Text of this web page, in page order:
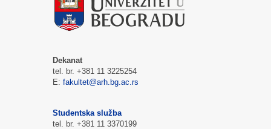
Dekanat
tel. br. +381 11 3225254
E: fakultet@arh.bg.ac.rs
Studentska služba
tel. br. +381 11 3370199